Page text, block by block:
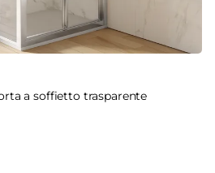
a soffietto trasparente